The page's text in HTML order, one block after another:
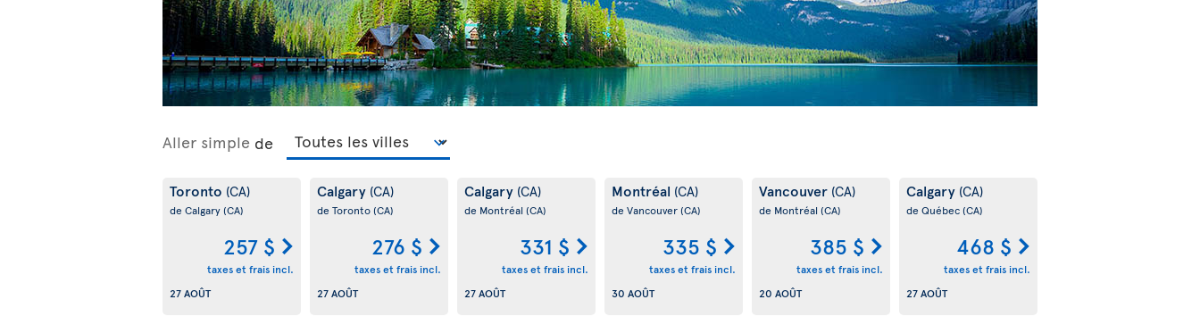
Aller simple de
Toronto (CA)
de Calgary(CA)
257 $
taxes et frais incl.
27 AOÛT
Calgary (CA)
de Toronto(CA)
276 $
taxes et frais incl.
27 AOÛT
Calgary (CA)
de Montréal (CA)
331 $
taxes et frais incl.
27 AOÛT
Montréal (CA)
de Vancouver(CA)
335 $
taxes et frais incl.
30 AOÛT
Vancouver (CA)
de Montréal (CA)
385 $
taxes et frais incl.
20 AOÛT
Calgary (CA)
de Québec(CA)
468 $
taxes et frais incl.
27 AOÛT